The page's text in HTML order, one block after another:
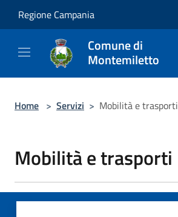
Regione Campania
Comune di
Montemiletto
Home > Servizi > Mobilità e trasporti
Mobilità e trasporti